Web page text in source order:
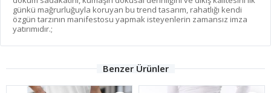
günkü mağrurluğuyla koruyan bu trend tasarım, rahatlığı kendi
özgün tarzının manifestosu yapmak isteyenlerin zamansız imza
yatırımıdır.;
Benzer Ürünler